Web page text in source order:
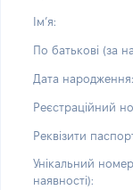
Імʼя:
По батькові (за
Дата народження:
Реєстраційний
Реквізити
Унікальний
наявності):